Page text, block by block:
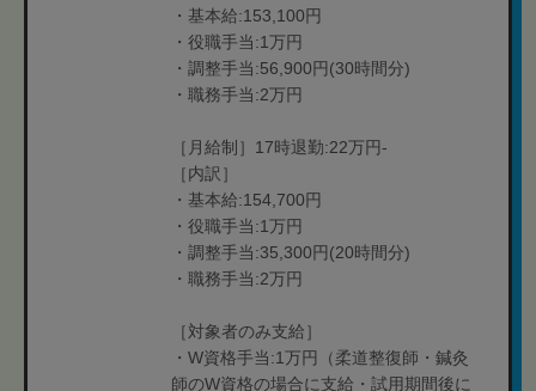
・基本給:153,100円
・役職手当:1万円
・調整手当:56,900円(30時間分)
・職務手当:2万円
［月給制］17時退勤:22万円-
［内訳］
・基本給:154,700円
・役職手当:1万円
・調整手当:35,300円(20時間分)
・職務手当:2万円
［対象者のみ支給］
・W資格手当:1万円（柔道整復師・鍼灸
師のW資格の場合に支給・試用期間後に